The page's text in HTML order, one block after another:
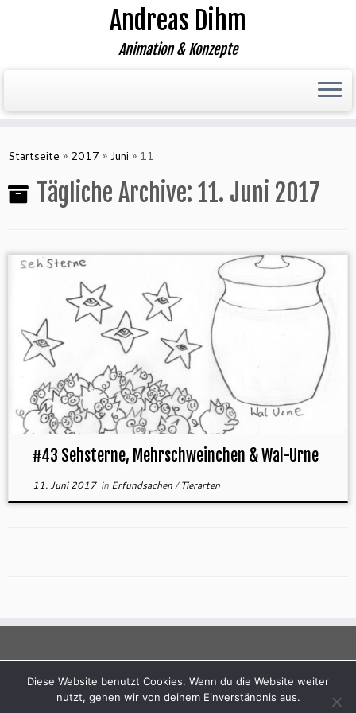
Inhalt
Andreas Dihm
Animation & Konzepte
Startseite » 2017 » Juni » 11
Tägliche Archive: 11. Juni 2017
#43 Sehsterne, Mehrschweinchen & Wal-Urne
11. Juni 2017in Erfundsachen/Tierarten
·© 2026 Andreas Dihm·Powered by ·
Diese Website benutzt Cookies. Wenn du die Website weiter
nutzt, gehen wir von deinem Einverständnis aus.